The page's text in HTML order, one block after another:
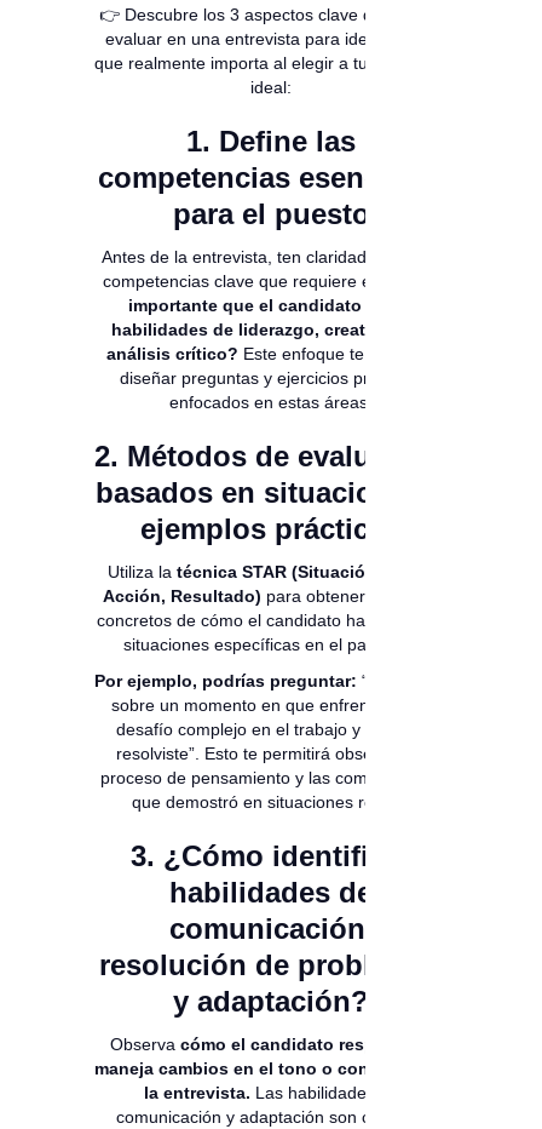
👉 Descubre los 3 aspectos clave que debes
evaluar en una entrevista para identificar lo
que realmente importa al elegir a tu candidato
ideal:
1. Define las
competencias esenciales
para el puesto
Antes de la entrevista, ten claridad sobre las
competencias clave que requiere el rol.
importante que el candidato tenga
habilidades de liderazgo, creatividad o
análisis crítico? Este enfoque te permitirá
diseñar preguntas y ejercicios prácticos
enfocados en estas áreas.
2. Métodos de evaluación
basados en situaciones y
ejemplos prácticos
Utiliza la técnica STAR (Situación, Tarea,
Acción, Resultado) para obtener ejemplos
concretos de cómo el candidato ha manejado
situaciones específicas en el pasado.
Por ejemplo, podrías preguntar: “Cuéntame
sobre un momento en que enfrentaste un
desafío complejo en el trabajo y cómo lo
resolviste”. Esto te permitirá observar su
proceso de pensamiento y las competencias
que demostró en situaciones reales.
3. ¿Cómo identificar
habilidades de
comunicación,
resolución de problemas
y adaptación?
Observa cómo el candidato responde y
maneja cambios en el tono o contenido de
la entrevista. Las habilidades de
comunicación y adaptación son clave en